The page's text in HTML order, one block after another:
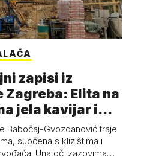
zapisi iz
Elita na
jela kavijar i
Babočaj-Gvozdanović traje
suočena s klizištima i
Unatoč izazovima…